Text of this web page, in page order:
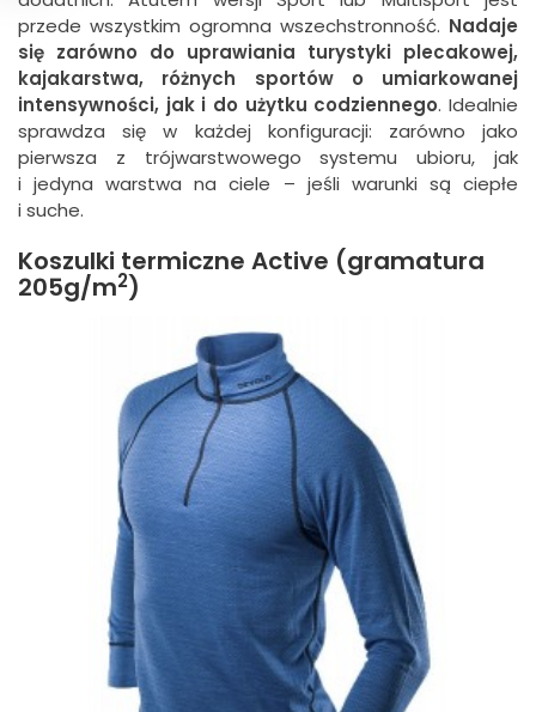
przede wszystkim ogromna wszechstronność. Nadaje
się zarówno do uprawiania turystyki plecakowej,
kajakarstwa, różnych sportów o umiarkowanej
intensywności, jak i do użytku codziennego. Idealnie
sprawdza się w każdej konfiguracji: zarówno jako
pierwsza z trójwarstwowego systemu ubioru, jak
i jedyna warstwa na ciele – jeśli warunki są ciepłe
i suche.
Koszulki termiczne Active (gramatura
205g/m2)